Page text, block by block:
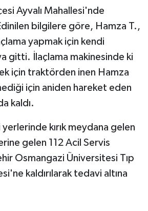
Ayvalı Mahallesi'nde
bilgilere göre, Hamza T.,
yapmak için kendi
gitti. İlaçlama makinesinde ki
için traktörden inen Hamza
için aniden hareket eden
kaldı.
kırık meydana gelen
gelen 112 Acil Servis
Osmangazi Üniversitesi Tıp
kaldırılarak tedavi altına